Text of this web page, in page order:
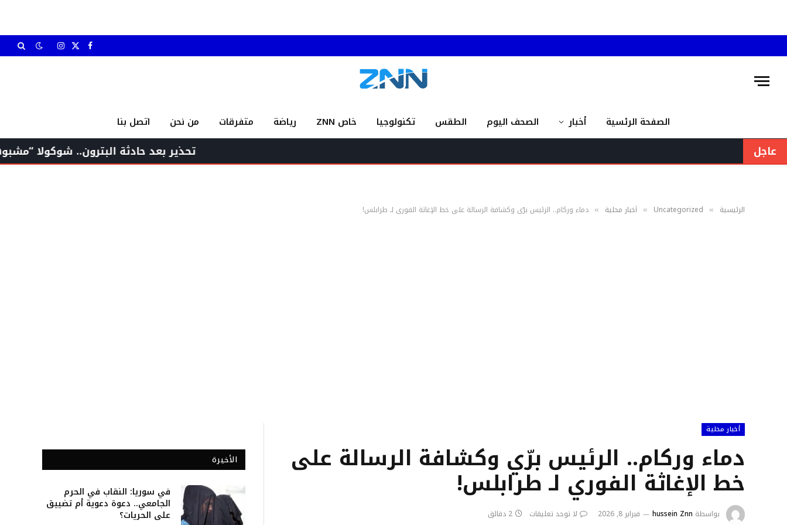
فيسبوك
X الانستغرام
الصفحة الرئسية أخبار الصحف اليوم الطقس تكنولوجيا خاص ZNN رياضة متفرقات من نحن اتصل بنا
عاجل تحذير بعد حادثة البترون.. شوكولا “مشبوهة”
الرئيسية »
Uncategorized
» أخبار محلية » دماء وركام.. الرئيس برّي وكشافة الرسالة على خط الإغاثة الفوري لـ طرابلس!
أخبار محلية
دماء وركام.. الرئيس برّي وكشافة الرسالة على
خط الإغاثة الفوري لـ طرابلس!
بواسطة hussein Znn فبراير 8, 2026 لا توجد تعليقات 2 دقائق
الأخيرة
في سوريا: النقاب في الحرم
الجامعي.. دعوة دعوية أم تضييق
على الحريات؟